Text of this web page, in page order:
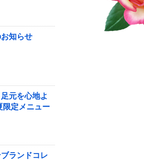
知らせ
元を心地よ
限定メニュー
ブランドコレ